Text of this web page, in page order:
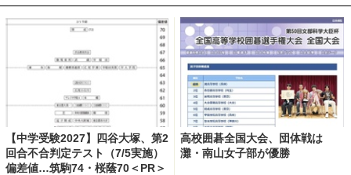
【中学受験2027】四谷大塚、第2
回合不合判定テスト（7/5実施）
偏差値…筑駒74・桜蔭70＜PR＞
高校囲碁全国大会、団体戦は
灘・南山女子部が優勝